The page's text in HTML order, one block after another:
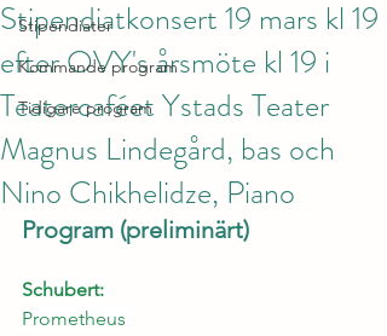
Stipendiater
Kommande program
Tidigare program
Stipendiatkonsert 19 mars kl 19
efter OVY's årsmöte kl 19 i
Teatercaféet Ystads Teater
Magnus Lindegård, bas och
Nino Chikhelidze, Piano
Program (preliminärt)
Schubert:
Prometheus